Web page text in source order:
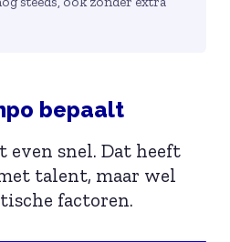
bepaalt
even snel. Dat heeft
talent, maar wel
factoren.